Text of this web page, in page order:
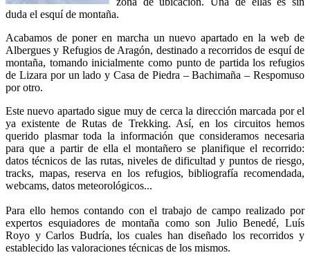
duda el esquí de montaña.
Acabamos de poner en marcha un nuevo apartado en la web de
Albergues y Refugios de Aragón, destinado a recorridos de esquí de
montaña, tomando inicialmente como punto de partida los refugios
de Lizara por un lado y Casa de Piedra – Bachimaña – Respomuso
por otro.
Este nuevo apartado sigue muy de cerca la dirección marcada por el
ya existente de Rutas de Trekking. Así, en los circuitos hemos
querido plasmar toda la información que consideramos necesaria
para que a partir de ella el montañero se planifique el recorrido:
datos técnicos de las rutas, niveles de dificultad y puntos de riesgo,
tracks, mapas, reserva en los refugios, bibliografía recomendada,
webcams, datos meteorológicos...
Para ello hemos contando con el trabajo de campo realizado por
expertos esquiadores de montaña como son Julio Benedé, Luís
Royo y Carlos Budría, los cuales han diseñado los recorridos y
establecido las valoraciones técnicas de los mismos.